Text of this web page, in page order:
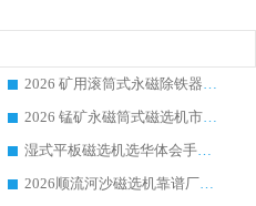
2026 矿用滚筒式永磁除铁器厂家榜单 行业实力派源头厂商选购干货指南
2026 锰矿永磁筒式磁选机市场主流客户推荐生产厂家口碑精选
湿式平板磁选机选华体会手机网页版-华体会(中国) _2026靠谱厂家收获各地客户良好评价
2026顺流河沙磁选机靠谱厂家推荐 华体会手机网页版-华体会(中国) 实力口碑精选